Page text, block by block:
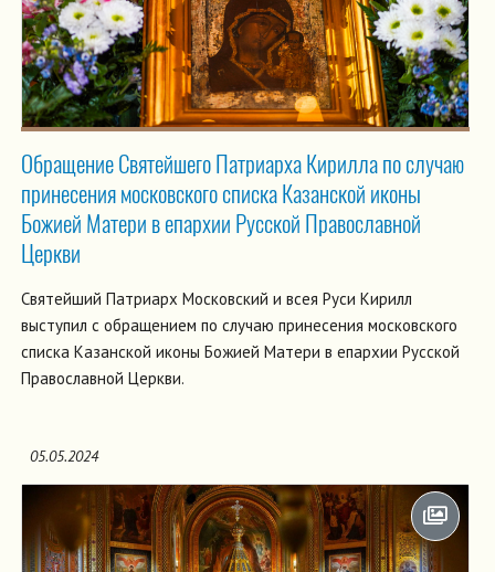
Обращение Святейшего Патриарха Кирилла по случаю
принесения московского списка Казанской иконы
Божией Матери в епархии Русской Православной
Церкви
Святейший Патриарх Московский и всея Руси Кирилл
выступил с обращением по случаю принесения московского
списка Казанской иконы Божией Матери в епархии Русской
Православной Церкви.
05.05.2024